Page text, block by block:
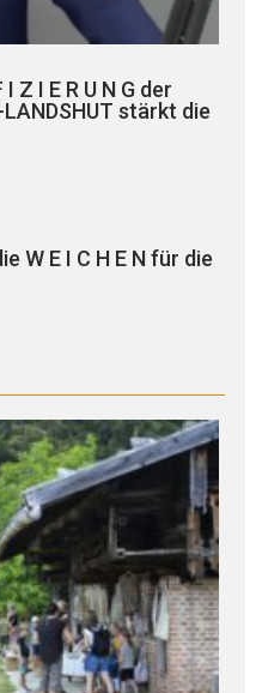
Z I E R U N G der
stärkt die
W E I C H E N für die